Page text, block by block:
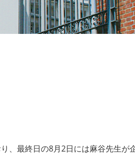
、最終日の8月2日には麻谷先生が